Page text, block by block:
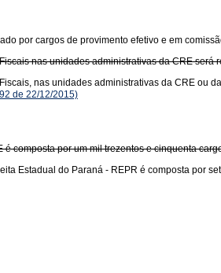
por cargos de provimento efetivo e em
nas unidades administrativas da CRE
nas unidades administrativas da CRE ou
de 22/12/2015)
é composta por um mil trezentos e cinquenta
Estadual do Paraná - REPR é composta por